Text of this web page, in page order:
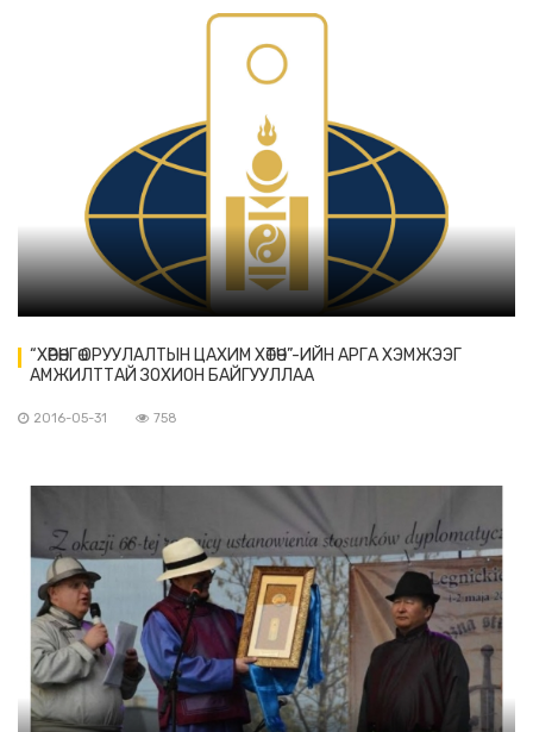
“ХӨРӨНГӨ ОРУУЛАЛТЫН ЦАХИМ ХӨТӨЧ”-ИЙН АРГА ХЭМЖЭЭГ
АМЖИЛТТАЙ ЗОХИОН БАЙГУУЛЛАА
2016-05-31 758